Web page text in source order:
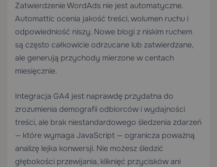
Zatwierdzenie WordAds nie jest automatyczne.
Automattic ocenia jakość treści, wolumen ruchu i
odpowiedniość niszy. Nowe blogi z niskim ruchem
są często całkowicie odrzucane lub zatwierdzane,
ale generują przychody mierzone w centach
miesięcznie.
Integracja GA4 jest naprawdę przydatna do
zrozumienia demografii odbiorców i wydajności
treści, ale brak niestandardowego śledzenia zdarzeń
— które wymaga JavaScript — ogranicza poważną
analizę lejka konwersji. Nie możesz śledzić
głębokości przewijania, kliknięć przycisków ani